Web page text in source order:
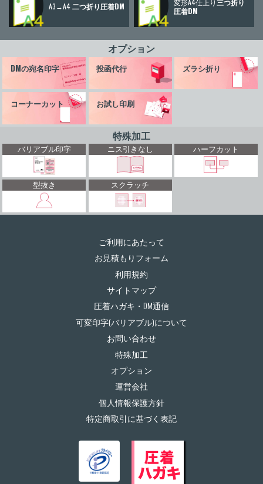
A3→A4二つ折り圧着DM
圧着DM
オプション
DMの宛名印字 投函代行 ズラシ折り
コーナーカット お試し印刷
特殊加工
バリアブル印字 ニス引きなし ハーフカット
型抜き スクラッチ
ご利用にあたって
お見積もりフォーム
利用規約
サイトマップ
圧着ハガキ・DM通信
可変印字(バリアブル)について
お問い合わせ
特殊加工
オプション
運営会社
個人情報保護方針
特定商取引に基づく表記